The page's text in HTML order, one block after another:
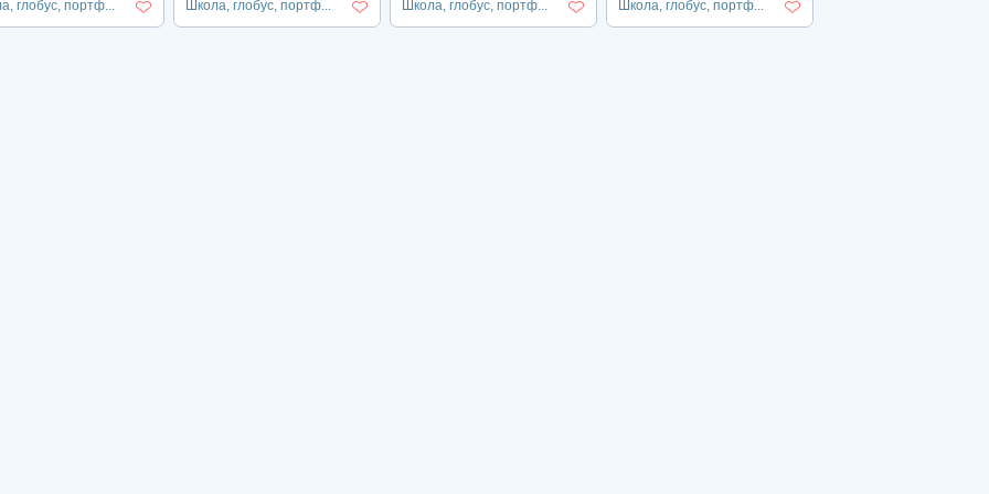
глобус, портф... Школа, глобус, портф... Школа, глобус, портф... Школа, глобус, портф...